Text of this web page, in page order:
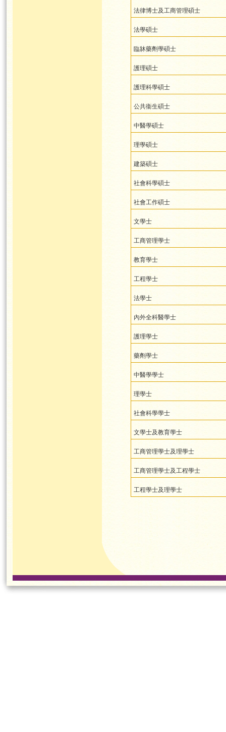
法律博士及工商管理碩士
法學碩士
臨牀藥劑學碩士
護理碩士
護理科學碩士
公共衞生碩士
中醫學碩士
理學碩士
建築碩士
社會科學碩士
社會工作碩士
文學士
工商管理學士
教育學士
工程學士
法學士
內外全科醫學士
護理學士
藥劑學士
中醫學學士
理學士
社會科學學士
文學士及教育學士
工商管理學士及理學士
工商管理學士及工程學士
工程學士及理學士